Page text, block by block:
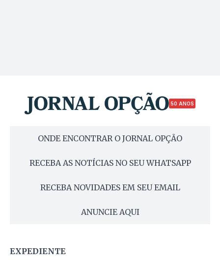
50 ANOS
ONDE ENCONTRAR O JORNAL OPÇÃO
RECEBA AS NOTÍCIAS NO SEU WHATSAPP
RECEBA NOVIDADES EM SEU EMAIL
ANUNCIE AQUI
EXPEDIENTE